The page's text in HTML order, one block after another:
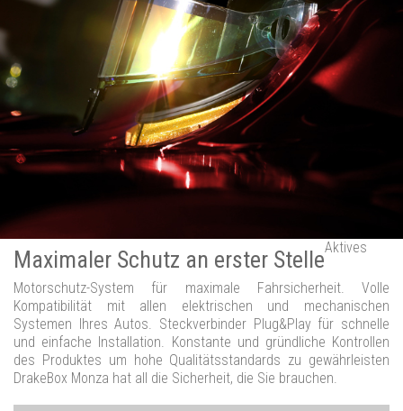
Maximaler Schutz an erster StelleAktives
Motorschutz-System für maximale Fahrsicherheit. Volle
Kompatibilität mit allen elektrischen und mechanischen
Systemen Ihres Autos. Steckverbinder Plug&Play für schnelle
und einfache Installation. Konstante und gründliche Kontrollen
des Produktes um hohe Qualitätsstandards zu gewährleisten
DrakeBox Monza hat all die Sicherheit, die Sie brauchen.